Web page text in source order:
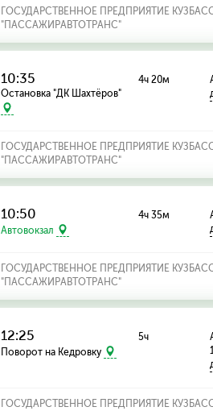
ГОСУДАРСТВЕННОЕ ПРЕДПРИЯТИЕ
"ПАССАЖИРАВТОТРАНС"
10:35
Остановка "ДК Шахтёров"
4ч 20м
ГОСУДАРСТВЕННОЕ ПРЕДПРИЯТИЕ
"ПАССАЖИРАВТОТРАНС"
10:50
Автовокзал
4ч 35м
ГОСУДАРСТВЕННОЕ ПРЕДПРИЯТИЕ
"ПАССАЖИРАВТОТРАНС"
12:25
Поворот на Кедровку
5ч
ГОСУДАРСТВЕННОЕ ПРЕДПРИЯТИЕ